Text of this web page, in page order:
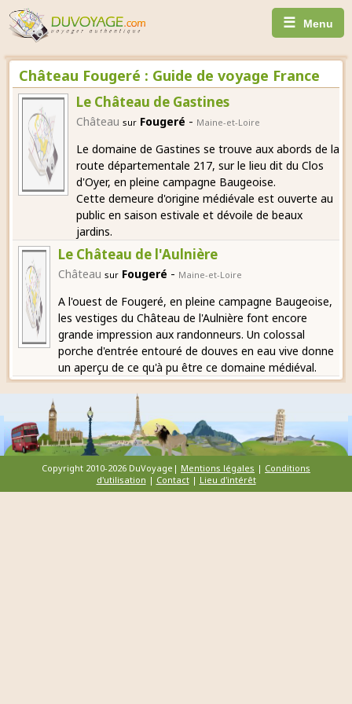
☰ Menu
Château Fougeré : Guide de voyage France
Le Château de Gastines
Château sur Fougeré - Maine-et-Loire
Le domaine de Gastines se trouve aux abords de la
route départementale 217, sur le lieu dit du Clos
d'Oyer, en pleine campagne Baugeoise.
Cette demeure d'origine médiévale est ouverte au
public en saison estivale et dévoile de beaux
jardins.
Le Château de l'Aulnière
Château sur Fougeré - Maine-et-Loire
A l'ouest de Fougeré, en pleine campagne Baugeoise,
les vestiges du Château de l'Aulnière font encore
grande impression aux randonneurs. Un colossal
porche d'entrée entouré de douves en eau vive donne
un aperçu de ce qu'à pu être ce domaine médiéval.
Copyright 2010-2026 DuVoyage| Mentions légales | Conditions
d'utilisation | Contact| Lieu d'intérêt